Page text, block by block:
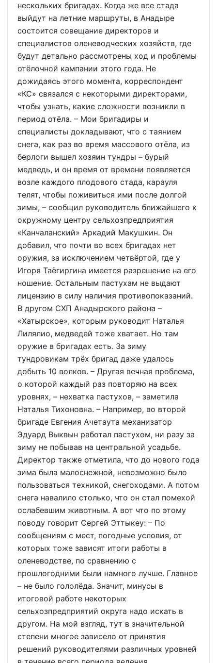
нескольких бригадах. Когда же все стада
выйдут на летние маршруты, в Анадыре
состоится совещание директоров и
специалистов оленеводческих хозяйств, где
будут детально рассмотрены ход и проблемы
отёлочной кампании этого года. Не
дожидаясь этого момента, корреспондент
«КС» связался с некоторыми директорами,
чтобы узнать, какие сложности возникли в
период отёла. – Мои бригадиры и
специалисты докладывают, что с таянием
снега, как раз во время массового отёла, из
берлоги вышел хозяин тундры – бурый
медведь, и он время от времени появляется
возле каждого плодового стада, карауля
телят, чтобы поживиться ими после долгой
зимы, – сообщил руководитель ближайшего к
окружному центру сельхозпредприятия
«Канчаланский» Аркадий Макушкин. Он
добавил, что почти во всех бригадах нет
оружия, за исключением четвёртой, где у
Игоря Таёгиргина имеется разрешение на его
ношение. Остальным пастухам не выдают
лицензию в силу наличия противопоказаний.
В другом СХП Анадырского района –
«Хатырское», которым руководит Наталья
Лилялио, медведей тоже хватает. Но там
оружие в бригадах есть. За зиму
тундровикам трёх бригад даже удалось
добыть 10 волков. – Другая вечная проблема,
о которой каждый раз повторяю на всех
уровнях, – нехватка пастухов, – заметила
Наталья Тихоновна. – Например, во второй
бригаде Евгения Ачетаута механизатор
Эдуард Выквын работал пастухом, ни разу за
зиму не побывав на центральной усадьбе.
Директор также отметила, что до нового года
зима была малоснежной, невозможно было
пользоваться техникой, снегоходами. А потом
снега навалило столько, что он стал помехой
ослабевшим животным. А вот что по этому
поводу говорит Сергей Эттыкеу: – По
сообщениям с мест, погодные условия, от
которых тоже зависят итоги работы в
оленеводстве, по сравнению с
прошлогодними были намного лучше. Главное
– не было гололёда. Значит, минусы в
итоговой работе некоторых
сельхозпредприятий округа надо искать в
другом. На мой взгляд, тут в значительной
степени многое зависело от принятия
решений руководителями различных уровней